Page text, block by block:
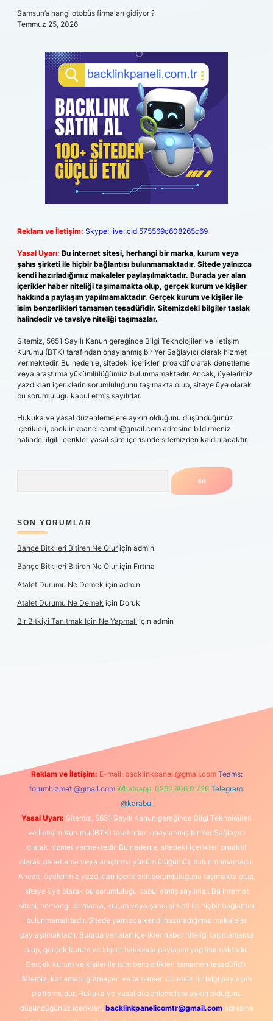
Samsun’a hangi otobüs firmaları gidiyor ?
Temmuz 25, 2026
Reklam ve İletişim: Skype: live:.cid.575569c608265c69
Yasal Uyarı: Bu internet sitesi, herhangi bir marka, kurum veya
şahıs şirketi ile hiçbir bağlantısı bulunmamaktadır. Sitede yalnızca
kendi hazırladığımız makaleler paylaşılmaktadır. Burada yer alan
içerikler haber niteliği taşımamakta olup, gerçek kurum ve kişiler
hakkında paylaşım yapılmamaktadır. Gerçek kurum ve kişiler ile
isim benzerlikleri tamamen tesadüfidir. Sitemizdeki bilgiler taslak
halindedir ve tavsiye niteliği taşımazlar.
Sitemiz, 5651 Sayılı Kanun gereğince Bilgi Teknolojileri ve İletişim
Kurumu (BTK) tarafından onaylanmış bir Yer Sağlayıcı olarak hizmet
vermektedir. Bu nedenle, sitedeki içerikleri proaktif olarak denetleme
veya araştırma yükümlülüğümüz bulunmamaktadır. Ancak, üyelerimiz
yazdıkları içeriklerin sorumluluğunu taşımakta olup, siteye üye olarak
bu sorumluluğu kabul etmiş sayılırlar.
Hukuka ve yasal düzenlemelere aykırı olduğunu düşündüğünüz
içerikleri, backlinkpanelicomtr@gmail.com adresine bildirmeniz
halinde, ilgili içerikler yasal süre içerisinde sitemizden kaldırılacaktır.
SON YORUMLAR
Bahçe Bitkileri Bitiren Ne Oluriçin admin
Bahçe Bitkileri Bitiren Ne Oluriçin Fırtına
Atalet Durumu Ne Demek için admin
Atalet Durumu Ne Demek için Doruk
Bir Bitkiyi Tanıtmak Için Ne Yapmalı için admin
Reklam ve İletişim: E-mail: backlinkpaneli@gmail.com Teams:
forumhizmeti@gmail.com Whatsapp: 0262 606 0 726 Telegram:
@karabul
Yasal Uyarı: Sitemiz, 5651 Sayılı Kanun gereğince Bilgi Teknolojileri
ve İletişim Kurumu (BTK) tarafından onaylanmış bir Yer Sağlayıcı
olarak hizmet vermektedir. Bu nedenle, sitedeki içerikleri proaktif
olarak denetleme veya araştırma yükümlülüğümüz bulunmamaktadır.
Ancak, üyelerimiz yazdıkları içeriklerin sorumluluğunu taşımakta olup,
siteye üye olarak bu sorumluluğu kabul etmiş sayılırlar. Bu internet
sitesi, herhangi bir marka, kurum veya şahıs şirketi ile hiçbir bağlantısı
bulunmamaktadır. Sitede yalnızca kendi hazırladığımız makaleler
paylaşılmaktadır. Burada yer alan içerikler haber niteliği taşımamakta
olup, gerçek kurum ve kişiler hakkında paylaşım yapılmamaktadır.
Gerçek kurum ve kişiler ile isim benzerlikleri tamamen tesadüfidir.
Sitemiz, kar amacı gütmeyen ve tamamen ücretsiz bir bilgi paylaşım
platformudur. Hukuka ve yasal düzenlemelere aykırı olduğunu
düşündüğünüz içerikleri, backlinkpanelicomtr@gmail.comadresine